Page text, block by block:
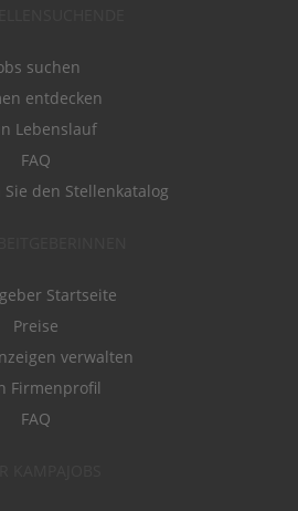
suchen
entdecken
Lebenslauf
FAQ
den Stellenkatalog
Startseite
Preise
verwalten
Firmenprofil
FAQ